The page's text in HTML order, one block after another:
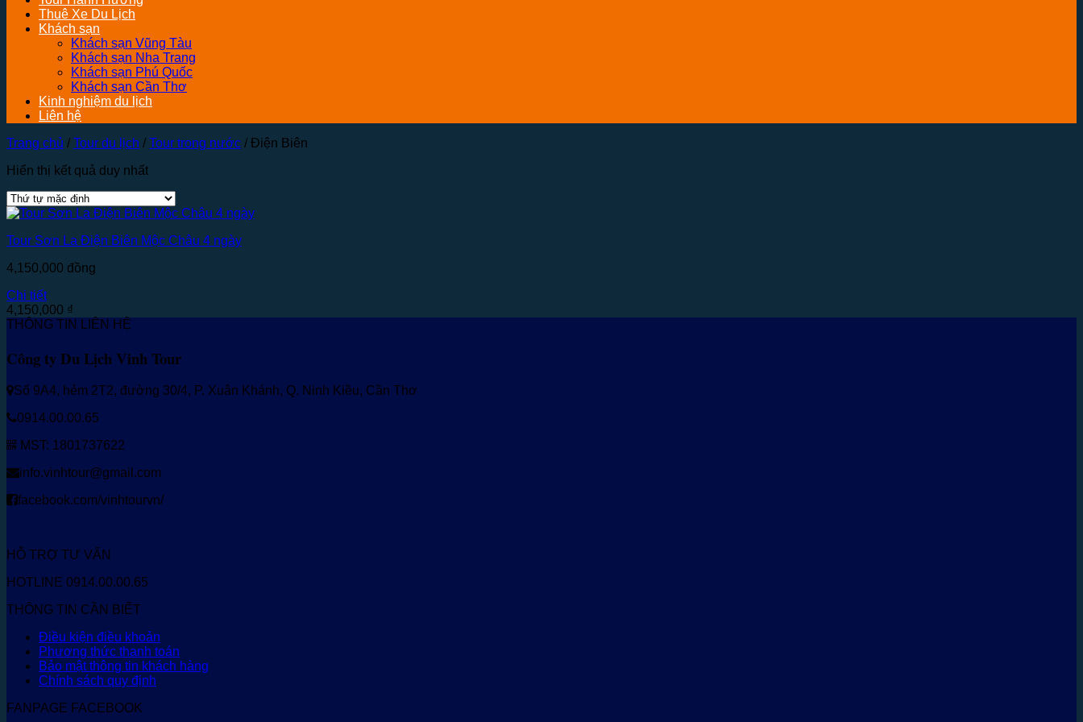
Thuê Xe Du Lịch
Khách sạn
Khách sạn Vũng Tàu
Khách sạn Nha Trang
Khách sạn Phú Quốc
Khách sạn Cần Thơ
Kinh nghiệm du lịch
Liên hệ
Trang chủ / Tour du lịch / Tour trong nước / Điện Biên
Hiển thị kết quả duy nhất
Tour Sơn La Điện Biên Mộc Châu 4 ngày
4,150,000 đồng
Chi tiết
4,150,000 ₫
THÔNG TIN LIÊN HỆ
Công ty Du Lịch Vinh Tour
Số 9A4, hẻm 2T2, đường 30/4, P. Xuân Khánh, Q. Ninh Kiều, Cần Thơ
0914.00.00.65
MST: 1801737622
info.vinhtour@gmail.com
facebook.com/vinhtourvn/
HỖ TRỢ TƯ VẤN
HOTLINE 0914.00.00.65
THÔNG TIN CẦN BIẾT
Điều kiện điều khoản
Phương thức thanh toán
Bảo mật thông tin khách hàng
Chính sách quy định
FANPAGE FACEBOOK